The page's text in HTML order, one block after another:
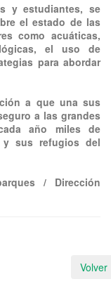
y estudiantes, se
el estado de las
como acuáticas,
el uso de
para abordar
a que una sus
a las grandes
año miles de
sus refugios del
/ Dirección
Volver